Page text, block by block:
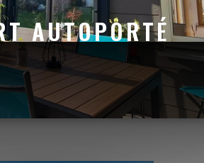
AUTOPORTÉ